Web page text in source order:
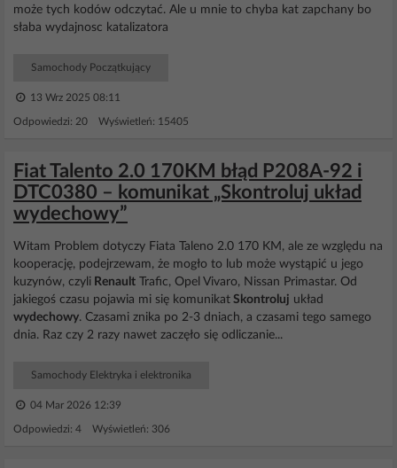
może tych kodów odczytać. Ale u mnie to chyba kat zapchany bo
słaba wydajnosc katalizatora
Samochody Początkujący
13 Wrz 2025 08:11
Odpowiedzi: 20 Wyświetleń: 15405
Fiat Talento 2.0 170KM błąd P208A-92 i
DTC0380 – komunikat „Skontroluj układ
wydechowy”
Witam Problem dotyczy Fiata Taleno 2.0 170 KM, ale ze względu na
kooperację, podejrzewam, że mogło to lub może wystąpić u jego
kuzynów, czyli Renault Trafic, Opel Vivaro, Nissan Primastar. Od
jakiegoś czasu pojawia mi się komunikat Skontroluj układ
wydechowy. Czasami znika po 2-3 dniach, a czasami tego samego
dnia. Raz czy 2 razy nawet zaczęło się odliczanie...
Samochody Elektryka i elektronika
04 Mar 2026 12:39
Odpowiedzi: 4 Wyświetleń: 306